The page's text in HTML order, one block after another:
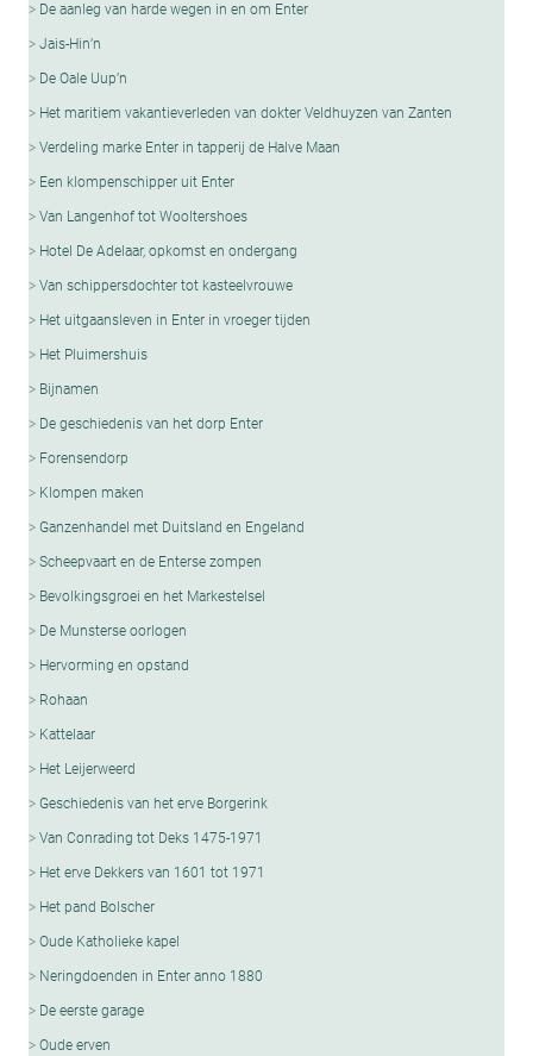
De aanleg van harde wegen in en om Enter
Jais-Hin’n
De Oale Uup’n
Het maritiem vakantieverleden van dokter Veldhuyzen van Zanten
Verdeling marke Enter in tapperij de Halve Maan
Een klompenschipper uit Enter
Van Langenhof tot Wooltershoes
Hotel De Adelaar, opkomst en ondergang
Van schippersdochter tot kasteelvrouwe
Het uitgaansleven in Enter in vroeger tijden
Het Pluimershuis
Bijnamen
De geschiedenis van het dorp Enter
Forensendorp
Klompen maken
Ganzenhandel met Duitsland en Engeland
Scheepvaart en de Enterse zompen
Bevolkingsgroei en het Markestelsel
De Munsterse oorlogen
Hervorming en opstand
Rohaan
Kattelaar
Het Leijerweerd
Geschiedenis van het erve Borgerink
Van Conrading tot Deks 1475-1971
Het erve Dekkers van 1601 tot 1971
Het pand Bolscher
Oude Katholieke kapel
Neringdoenden in Enter anno 1880
De eerste garage
Oude erven